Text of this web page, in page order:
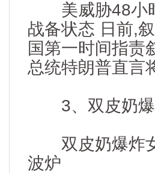
美威胁48小时
战备状态 日前,
国第一时间指责
总统特朗普直言
3、双皮奶爆
双皮奶爆炸女
波炉